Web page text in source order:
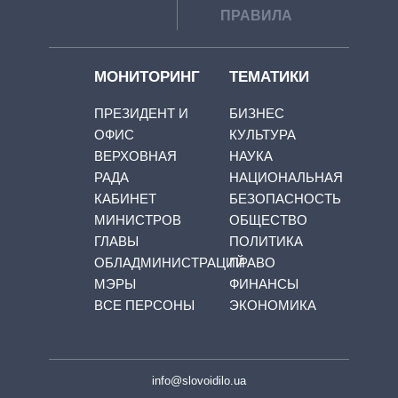
ПРАВИЛА
МОНИТОРИНГ
ПРЕЗИДЕНТ И
ОФИС
ВЕРХОВНАЯ
РАДА
КАБИНЕТ
МИНИСТРОВ
ГЛАВЫ
ОБЛАДМИНИСТРАЦИЙ
МЭРЫ
ВСЕ ПЕРСОНЫ
ТЕМАТИКИ
БИЗНЕС
КУЛЬТУРА
НАУКА
НАЦИОНАЛЬНАЯ
БЕЗОПАСНОСТЬ
ОБЩЕСТВО
ПОЛИТИКА
ПРАВО
ФИНАНСЫ
ЭКОНОМИКА
info@slovoidilo.ua